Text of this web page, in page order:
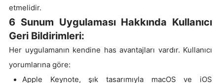
etmelidir.
6 Sunum Uygulaması Hakkında Kullanıcı
Geri Bildirimleri:
Her uygulamanın kendine has avantajları vardır. Kullanıcı
yorumlarına göre:
Apple Keynote, şık tasarımıyla macOS ve iOS